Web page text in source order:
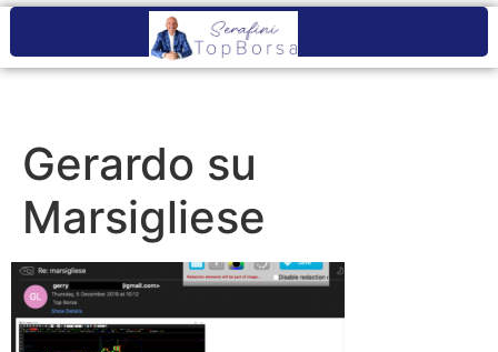
Gerardo su
Marsigliese